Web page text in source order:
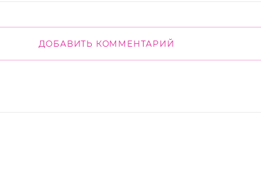
ДОБАВИТЬ КОММЕНТАРИЙ